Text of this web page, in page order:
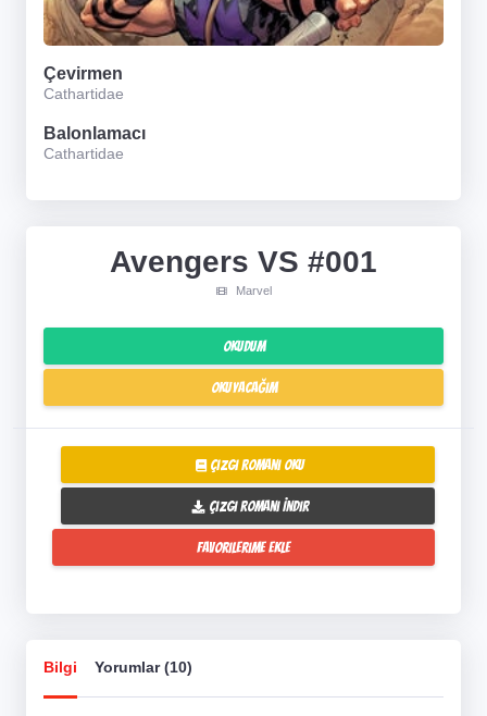
Çevirmen
Cathartidae
Balonlamacı
Cathartidae
Avengers VS #001
Marvel
Okudum
Okuyacağım
Çizgi Romanı Oku
Çizgi Romanı İndir
Favorilerime Ekle
Bilgi Yorumlar (10)